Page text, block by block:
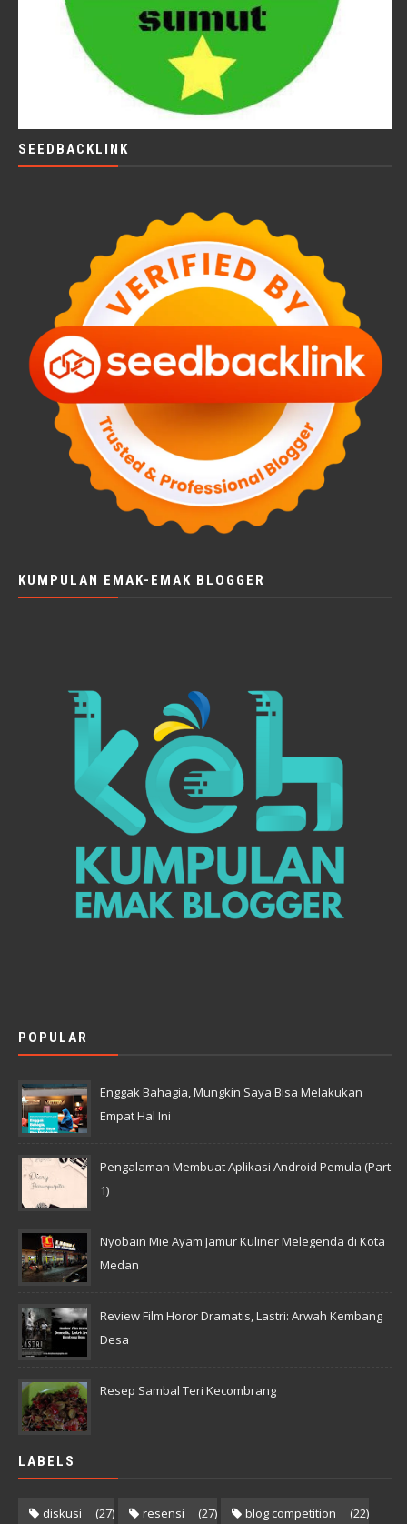
SEEDBACKLINK
KUMPULAN EMAK-EMAK BLOGGER
POPULAR
Enggak Bahagia, Mungkin Saya Bisa Melakukan
Empat Hal Ini
Pengalaman Membuat Aplikasi Android Pemula (Part
1)
Nyobain Mie Ayam Jamur Kuliner Melegenda di Kota
Medan
Review Film Horor Dramatis, Lastri: Arwah Kembang
Desa
Resep Sambal Teri Kecombrang
LABELS
diskusi (27) resensi (27) blog competition (22)